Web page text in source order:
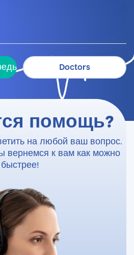
Doctors
помощь?
на любой ваш вопрос.
вернемся к вам как можно
быстрее!